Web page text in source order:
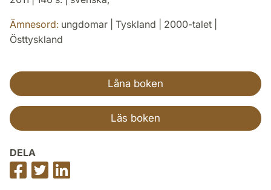
Ämnesord: ungdomar | Tyskland | 2000-talet |
Östtyskland
Låna boken
Läs boken
DELA
Dela
på
Dela
på
på